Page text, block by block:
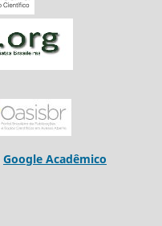
Google Acadêmico